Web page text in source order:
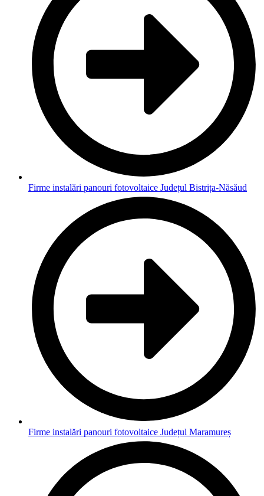
Firme instalări panouri fotovoltaice Județul Bistrița-Năsăud
Firme instalări panouri fotovoltaice Județul Maramureș